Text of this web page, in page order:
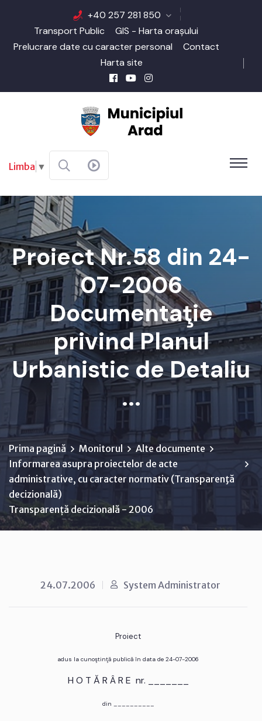
+40 257 281 850
Transport Public
GIS - Harta orașului
Prelucrare date cu caracter personal
Contact
Harta site
Limba ▼
Proiect Nr.58 din 24-
07-2006
Documentaţie
privind Planul
Urbanistic de Detaliu
...
Prima pagină Monitorul
Alte documente
Informarea asupra proiectelor de acte
administrative, cu caracter normativ (Transparenţă
decizională)
Transparență decizională - 2006
24.07.2006 System Administrator
Proiect
adus la cunoştinţă publică în data de 24-07-2006
H O T Ă R Â R E nr. _______
din __________